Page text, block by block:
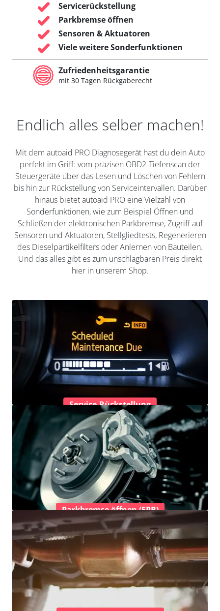
Servicerückstellung
Parkbremse öffnen
Sensoren & Aktuatoren
Viele weitere Sonderfunktionen
Zufriedenheitsgarantie
mit 30 Tagen Rückgaberecht
Endlich alles selber machen!
Mit dem autoaid PRO Diagnosegerät hast du dein Auto
perfekt im Griff: vom präzisen OBD2-Tiefenscan der
Steuergeräte über das Lesen und Löschen von Fehlern
bis hin zur Rückstellung von Serviceintervallen. Darüber
hinaus bietet autoaid PRO eine Vielzahl von
Sonderfunktionen, wie zum Beispiel Öffnen und
Schließen der elektronischen Parkbremse, Zugriff auf
Sensoren und Aktuatoren, Stellgliedtests, Regenerieren
des Dieselpartikelfilters oder Anlernen von Bauteilen.
Und das alles gibt es zum unschlagbaren Preis direkt
hier in unserem Shop.
Service-Rückstellung
Parkbremse öffnen (EPB)